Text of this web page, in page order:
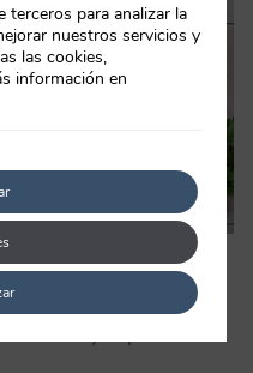
de pimienta negra y
para fundir, removiendo
mezcle y el queso se
terceros para analizar la
nuestros servicios y
las cookies,
información en